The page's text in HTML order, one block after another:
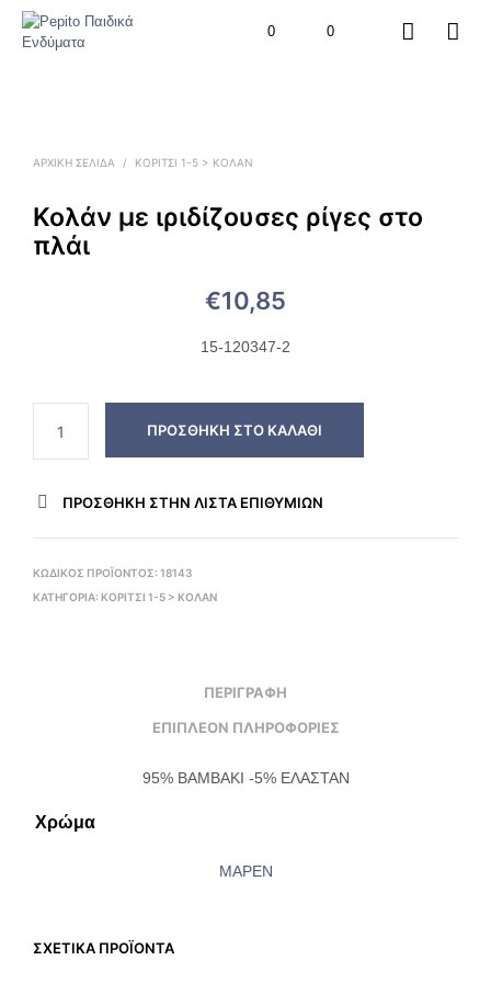
0 0
ΑΡΧΙΚΉ ΣΕΛΊΔΑ / ΚΟΡΙΤΣΙ 1-5 > ΚΟΛΆΝ
Κολάν με ιριδίζουσες ρίγες στο
πλάι
€10,85
15-120347-2
ΠΡΟΣΘΉΚΗ ΣΤΟ ΚΑΛΆΘΙ
ΠΡΌΣΘΉΚΗ ΣΤΗΝ ΛΊΣΤΑ ΕΠΙΘΥΜΙΏΝ
ΚΩΔΙΚΌΣ ΠΡΟΪΌΝΤΟΣ: 18143
ΚΑΤΗΓΟΡΊΑ: ΚΟΡΙΤΣΙ 1-5 > ΚΟΛΆΝ
ΠΕΡΙΓΡΑΦΉ
ΕΠΙΠΛΈΟΝ ΠΛΗΡΟΦΟΡΊΕΣ
95% ΒΑΜΒΑΚΙ -5% ΕΛΑΣΤΑΝ
Χρώμα
ΜΑΡΕΝ
ΣΧΕΤΙΚΆ ΠΡΟΪΌΝΤΑ